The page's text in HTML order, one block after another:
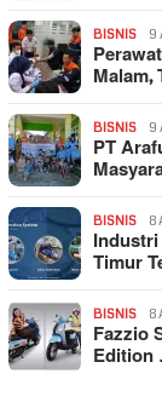
BISNIS 9
BISNIS 9
PT
BISNIS 8
Timur
BISNIS 8
Fazzio